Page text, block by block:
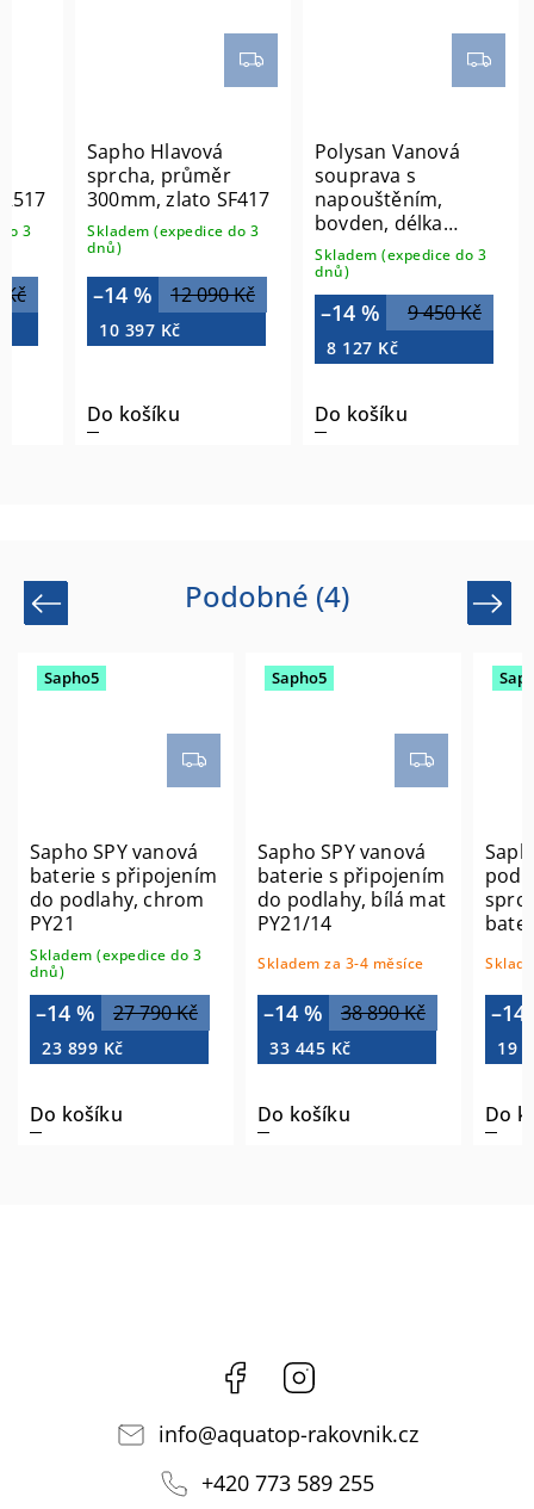
3
Sapho Hlavová
sprcha, průměr
300mm, zlato SF417
Skladem (expedice do 3
dnů)
12 090 Kč
–14 %
10 397 Kč
Do košíku
Polysan Vanová
souprava s
napouštěním,
bovden, délka
775mm, zátka
72mm, zlato 71685G
Skladem (expedice do 3
dnů)
9 450 Kč
–14 %
8 127 Kč
Do košíku
Podobné (4)
Previous
Sapho5
Sapho SPY vanová
baterie s připojením
do podlahy, chrom
PY21
Skladem (expedice do 3
dnů)
27 790 Kč
–14 %
23 899 Kč
Do košíku
Sapho5
Sapho SPY vanová
baterie s připojením
do podlahy, bílá mat
PY21/14
Skladem za 3-4 měsíce
38 890 Kč
–14 %
33 445 Kč
Do košíku
bílá
–14
19
Do
Next
Facebook
info@aquatop-rakovnik.cz
+420 773 589 255